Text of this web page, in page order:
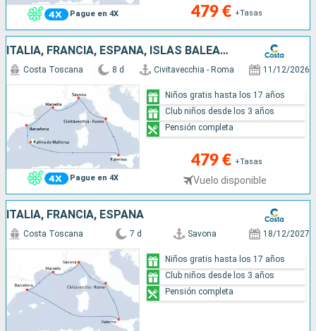
Pague en 4X 479 € +Tasas
ITALIA, FRANCIA, ESPAÑA, ISLAS BALEARES
Pague en 4X
Costa Toscana 8 d Civitavecchia - Roma 11/12/2026
479 € +Tasas
Vuelo disponible
Niños gratis hasta los 17 años
Club niños desde los 3 años
Pensión completa
ITALIA, FRANCIA, ESPAÑA
Costa Toscana 7 d Savona 18/12/2027
Niños gratis hasta los 17 años
Club niños desde los 3 años
Pensión completa